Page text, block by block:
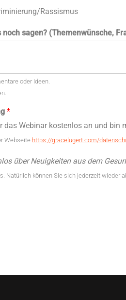
Rassismus
noch sagen? (Themenwünsche,
oder Ideen.
*
das Webinar kostenlos an und
Webseite https://gracelugert.com/
über Neuigkeiten aus dem
Natürlich können Sie sich jederzeit wieder